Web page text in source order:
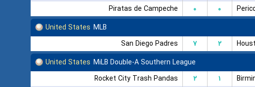
Piratas de Campeche
۰ ۰
United States MLB
San Diego Padres
۷ ۲
United States MiLB Double-A Southern League
Rocket City Trash Pandas
۲ ۱